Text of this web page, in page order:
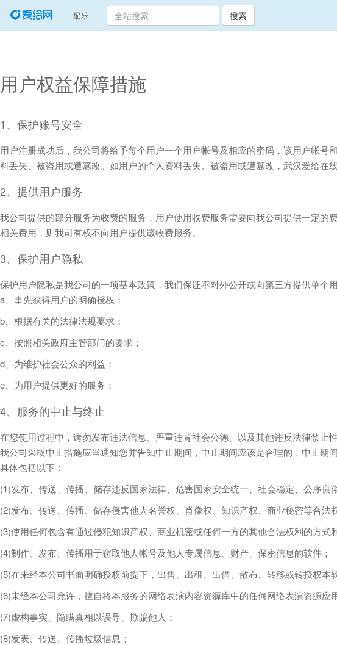
配乐(current) 搜索
用户权益保障措施
1、保护账号安全
用户注册成功后，我公司将给予每个用户一个用户帐号及相应的密码，该用户帐
料丢失、被盗用或遭篡改。如用户的个人资料丢失、被盗用或遭篡改，武汉爱给在
2、提供用户服务
我公司提供的部分服务为收费的服务，用户使用收费服务需要向我公司提供一定
相关费用，则我司有权不向用户提供该收费服务。
3、保护用户隐私
保护用户隐私是我公司的一项基本政策，我们保证不对外公开或向第三方提供单
a、事先获得用户的明确授权；
b、根据有关的法律法规要求；
c、按照相关政府主管部门的要求；
d、为维护社会公众的利益；
e、为用户提供更好的服务；
4、服务的中止与终止
在您使用过程中，请勿发布违法信息、严重违背社会公德、以及其他违反法律禁
我公司采取中止措施应当通知您并告知中止期间，中止期间应该是合理的，中止期
具体包括以下：
(1)发布、传送、传播、储存违反国家法律、危害国家安全统一、社会稳定、公序良
(2)发布、传送、传播、储存侵害他人名誉权、肖像权、知识产权、商业秘密等合法
(3)使用任何包含有通过侵犯知识产权、商业机密或任何一方的其他合法权利的方式
(4)制作、发布、传播用于窃取他人帐号及他人专属信息、财产、保密信息的软件；
(5)在未经本公司书面明确授权前提下，出售、出租、出借、散布、转移或转授权
(6)未经本公司允许，擅自将本服务的网络表演内容资源库中的任何网络表演资源应
(7)虚构事实、隐瞒真相以误导、欺骗他人；
(8)发表、传送、传播垃圾信息；